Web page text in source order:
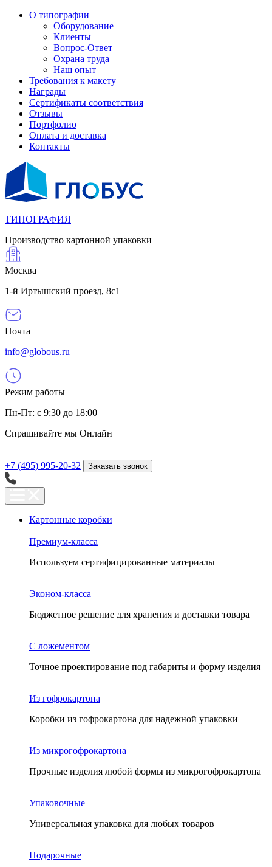
О типографии
Оборудование
Клиенты
Вопрос-Ответ
Охрана труда
Наш опыт
Требования к макету
Награды
Сертификаты соответствия
Отзывы
Портфолио
Оплата и доставка
Контакты
ТИПОГРАФИЯ
Производство картонной упаковки
Москва
1-й Иртышский проезд, 8с1
Почта
info@globous.ru
Режим работы
Пн-Пт: с 9:30 до 18:00
Спрашивайте мы Онлайн
+7 (495) 995-20-32 Заказать звонок
Картонные коробки
Премиум-класса
Используем сертифицированные материалы
Эконом-класса
Бюджетное решение для хранения и доставки товара
С ложементом
Точное проектирование под габариты и форму изделия
Из гофрокартона
Коробки из гофрокартона для надежной упаковки
Из микрогофрокартона
Прочные изделия любой формы из микрогофрокартона
Упаковочные
Универсальная упаковка для любых товаров
Подарочные